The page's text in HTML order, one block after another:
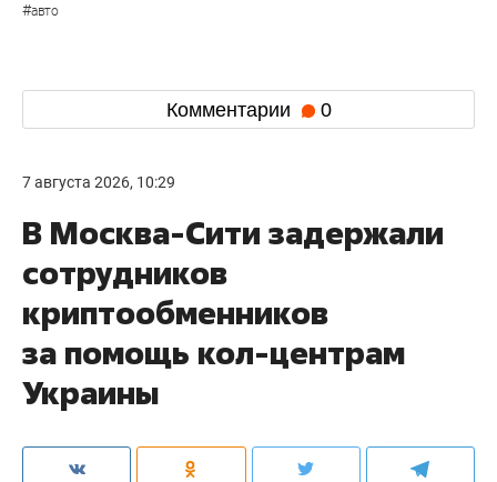
#авто
Комментарии 0
7 августа 2026, 10:29
В Москва-Сити задержали
сотрудников
криптообменников
за помощь кол-центрам
Украины